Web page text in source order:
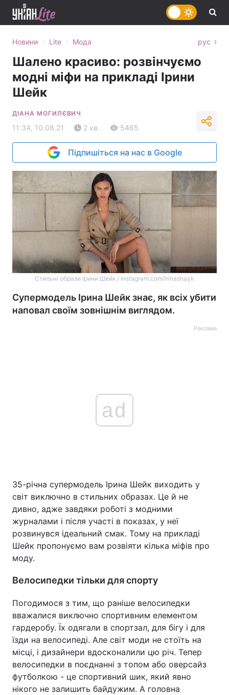
Головна Війна
Україна Політика
Економіка Світ
Зброя Інциденти
Здоров'я Туризм
Цікавинки
Екологія Регіони
Новини › Lite › Мода рус
Шалено красиво: розвінчуємо
модні міфи на прикладі Ірини
Шейк
ДІАНА МОГИЛЄВИЧ
11:34, 10.08.21 2 хв. 5465
Підпишіться на нас в Google
Стильні образи Ірини Шейк / instagram.com/irinashayk
Супермодель Ірина Шейк знає, як всіх убити
наповал своїм зовнішнім виглядом.
Реклама
ad
35-річна супермодель Ірина Шейк виходить у
світ виключно в стильних образах. Це й не
дивно, адже завдяки роботі з модними
журналами і після участі в показах, у неї
розвинувся ідеальний смак. Тому на прикладі
Шейк пропонуємо вам розвіяти кілька міфів про
моду.
Велосипедки тільки для спорту
Погодимося з тим, що раніше велосипедки
вважалися виключно спортивним елементом
гардеробу. Їх одягали в спортзал, для бігу і для
їзди на велосипеді. Але світ моди не стоїть на
місці, і дизайнери вдосконалили цю річ. Тепер
велосипедки в поєднанні з топом або оверсайз
футболкою - це спортивний шик, який явно
нікого не залишить байдужим. А головна